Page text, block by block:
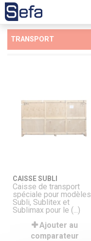
TRANSPORT
CAISSE SUBLI
Caisse de transport
spéciale pour modèles
Subli, Sublitex et
Sublimax pour le (...)
Ajouter au
comparateur